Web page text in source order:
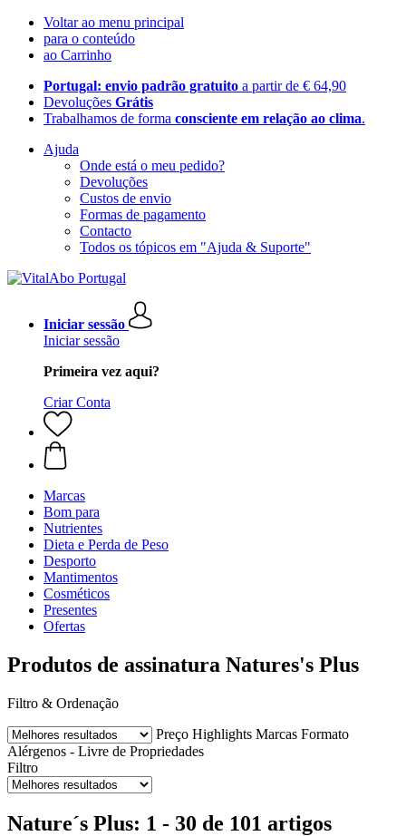
Voltar ao menu principal
para o conteúdo
ao Carrinho
Portugal: envio padrão gratuito a partir de € 64,90
Devoluções Grátis
Trabalhamos de forma consciente em relação ao clima.
Ajuda
Onde está o meu pedido?
Devoluções
Custos de envio
Formas de pagamento
Contacto
Todos os tópicos em "Ajuda & Suporte"
Iniciar sessão
Iniciar sessão
Primeira vez aqui?
Criar Conta
Marcas
Bom para
Nutrientes
Dieta e Perda de Peso
Desporto
Mantimentos
Cosméticos
Presentes
Ofertas
Produtos de assinatura Natures's Plus
Filtro & Ordenação
Preço Highlights Marcas Formato
Alérgenos - Livre de Propriedades
Filtro
Nature´s Plus: 1 - 30 de 101 artigos